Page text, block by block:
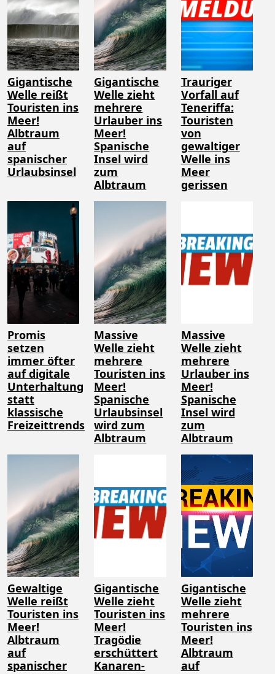
Gigantische
Welle reißt
Touristen ins
Meer!
Albtraum
auf
spanischer
Urlaubsinsel
Gigantische
Welle zieht
mehrere
Urlauber ins
Meer!
Spanische
Insel wird
zum
Albtraum
Trauriger
Vorfall auf
Teneriffa:
Touristen
von
gewaltiger
Welle ins
Meer
gerissen
Promis
setzen
immer öfter
auf digitale
Unterhaltung
statt
klassische
Freizeittrends
Massive
Welle zieht
mehrere
Touristen ins
Meer!
Spanische
Urlaubsinsel
wird zum
Albtraum
Massive
Welle zieht
mehrere
Urlauber ins
Meer!
Spanische
Insel wird
zum
Albtraum
Gewaltige
Welle reißt
Touristen ins
Meer!
Albtraum
auf
spanischer
Gigantische
Welle zieht
Touristen ins
Meer!
Tragödie
erschüttert
Kanaren-
Gigantische
Welle zieht
mehrere
Touristen ins
Meer!
Albtraum
auf